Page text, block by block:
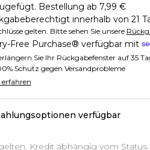
Bestellung ab 7,99 €
innerhalb von 21
gelten. Bitte sehen Sie unsere
Free Purchase® verfügbar mit
Sie Ihr Rückgabefenster auf 35
Schutz gegen Versandprobleme
erfahren
verfügbar
Kredit abhängig vom Status.